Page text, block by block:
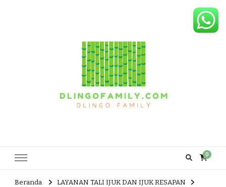
0
Beranda
LAYANAN TALI IJUK DAN IJUK RESAPAN